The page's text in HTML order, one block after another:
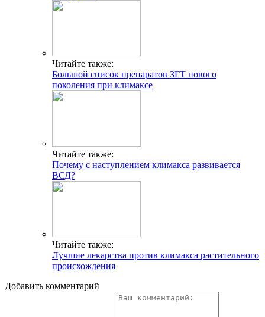
Читайте также:
Большой список препаратов ЗГТ нового
поколения при климаксе
Читайте также:
Почему с наступлением климакса развивается
ВСД?
Читайте также:
Лучшие лекарства против климакса растительного
происхождения
Добавить комментарий